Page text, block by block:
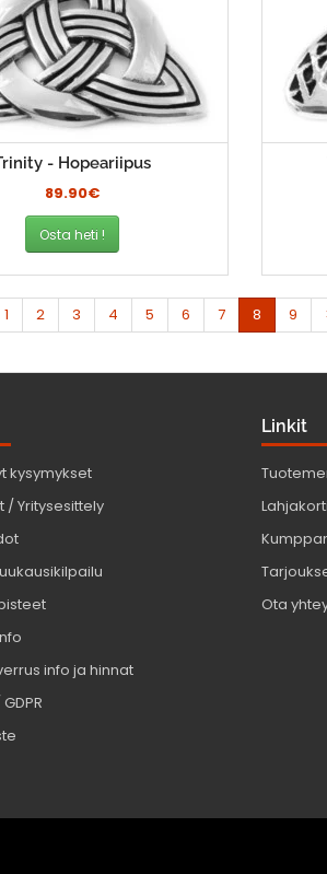
- Hopeariipus
89.90€
Osta heti !
1 2 3 4 5 6 7 8 9
kysymykset
/ Yritysesittely
info ja hinnat
Linkit
Ota